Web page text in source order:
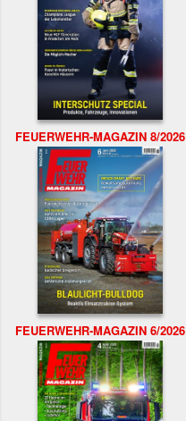
FEUERWEHR-MAGAZIN 8/2026
FEUERWEHR-MAGAZIN 6/2026